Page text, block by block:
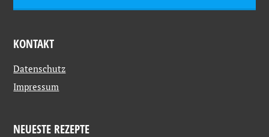
KONTAKT
Datenschutz
Impressum
NEUESTE REZEPTE